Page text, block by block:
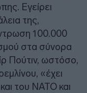
Εγείρει
της,
100.000
στα σύνορα
Πούτιν, ωστόσο,
«έχει
του ΝΑΤΟ και